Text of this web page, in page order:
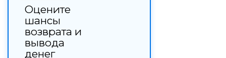
Оцените
шансы
возврата и
вывода
денег